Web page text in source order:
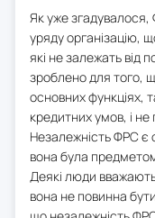
Як уже згадувалося,
уряду організацію,
які не залежать від
зроблено для того,
основних функціях,
кредитних умов, і не
Незалежність ФРС є
вона була предметом
Деякі люди
вона не повинна